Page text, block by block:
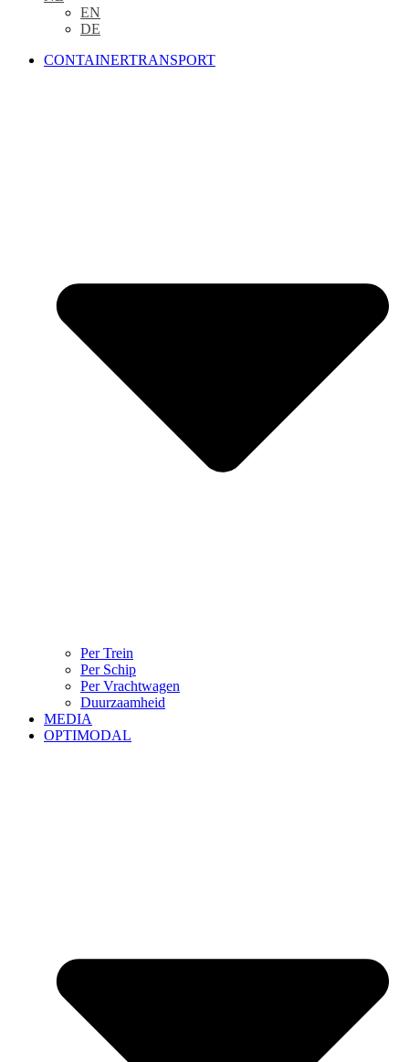
EN
DE
CONTAINERTRANSPORT
Per Trein
Per Schip
Per Vrachtwagen
Duurzaamheid
MEDIA
OPTIMODAL